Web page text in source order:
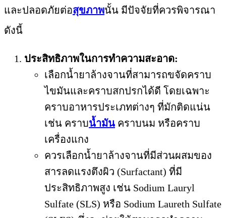
และปลอดภัยต่อสุขภาพนั้น มีปัจจัยที่ควรพิจารณา
ดังนี้
ประสิทธิภาพในการทำความสะอาด:
เลือกน้ำยาล้างจานที่สามารถขจัดคราบ
ไขมันและคราบสกปรกได้ดี โดยเฉพาะ
คราบอาหารประเภทต่างๆ ที่มักติดแน่น
เช่น คราบน้ำมัน คราบนม หรือคราบ
เครื่องแกง
ควรเลือกน้ำยาล้างจานที่มีส่วนผสมของ
สารลดแรงตึงผิว (Surfactant) ที่มี
ประสิทธิภาพสูง เช่น Sodium Lauryl
Sulfate (SLS) หรือ Sodium Laureth Sulfate